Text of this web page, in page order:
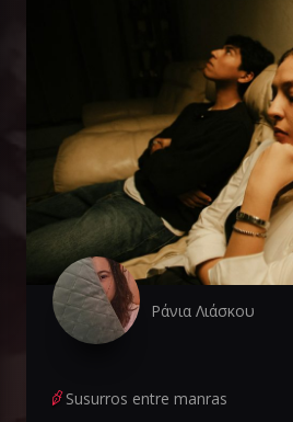
Ράνια Λιάσκου
Susurros entre manras